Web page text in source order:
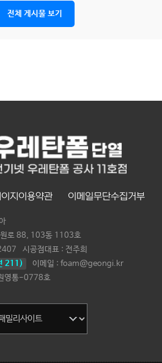
전체 게시물 보기
지이용약관 이메일무단수집거부
원로 88, 103동 1103호
시공점대표 : 전주희
211)
이메일 : foam@geongi.kr
영통-0778호